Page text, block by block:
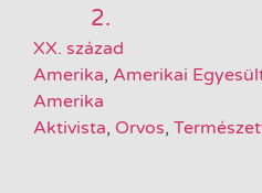
2.
XX. század
Amerika, Amerikai
Amerika
Aktivista, Orvos,